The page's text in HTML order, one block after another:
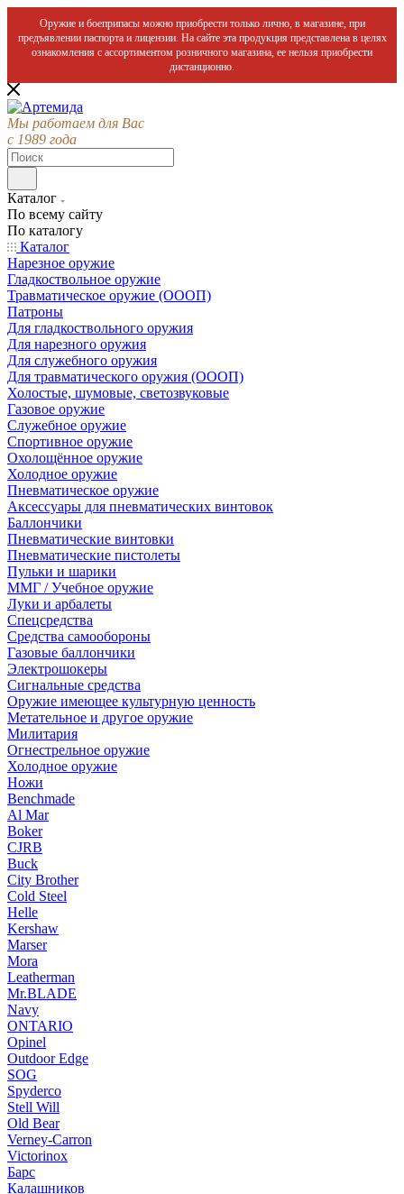
Оружие и боеприпасы можно приобрести только лично, в магазине, при
предъявлении паспорта и лицензии. На сайте эта продукция представлена в целях
ознакомления с ассортиментом розничного магазина, ее нельзя приобрести
дистанционно.
Мы работаем для Вас
с 1989 года
Каталог
По всему сайту
По каталогу
Каталог
Нарезное оружие
Гладкоствольное оружие
Травматическое оружие (ОООП)
Патроны
Для гладкоствольного оружия
Для нарезного оружия
Для служебного оружия
Для травматического оружия (ОООП)
Холостые, шумовые, светозвуковые
Газовое оружие
Служебное оружие
Спортивное оружие
Охолощённое оружие
Холодное оружие
Пневматическое оружие
Аксессуары для пневматических винтовок
Баллончики
Пневматические винтовки
Пневматические пистолеты
Пульки и шарики
ММГ / Учебное оружие
Луки и арбалеты
Спецсредства
Средства самообороны
Газовые баллончики
Электрошокеры
Сигнальные средства
Оружие имеющее культурную ценность
Метательное и другое оружие
Милитария
Огнестрельное оружие
Холодное оружие
Ножи
Benchmade
Al Mar
Boker
CJRB
Buck
City Brother
Cold Steel
Helle
Kershaw
Marser
Mora
Leatherman
Mr.BLADE
Navy
ONTARIO
Opinel
Outdoor Edge
SOG
Spyderco
Stell Will
Old Bear
Verney-Carron
Victorinox
Барс
Калашников